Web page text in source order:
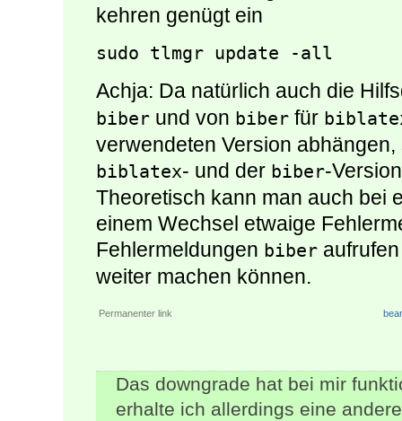
kehren genügt ein
sudo tlmgr update -all
Achja: Da natürlich auch die
biber und von biber für
verwendeten Version
biblatex- und der biber-
Theoretisch kann man auch bei
einem Wechsel etwaige
Fehlermeldungen biber
weiter machen können.
Permanenter link
Das downgrade hat bei mir
erhalte ich allerdings eine